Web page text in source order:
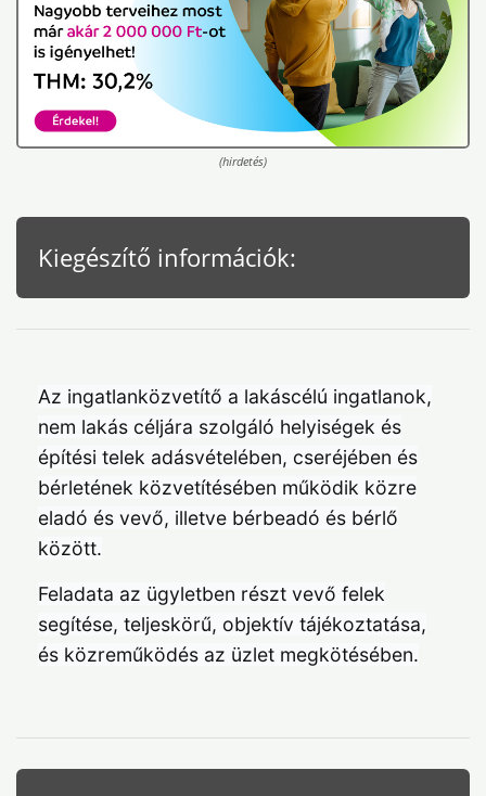
(hirdetés)
Kiegészítő információk:
Az ingatlanközvetítő a lakáscélú ingatlanok,
nem lakás céljára szolgáló helyiségek és
építési telek adásvételében, cseréjében és
bérletének közvetítésében működik közre
eladó és vevő, illetve bérbeadó és bérlő
között.
Feladata az ügyletben részt vevő felek
segítése, teljeskörű, objektív tájékoztatása,
és közreműködés az üzlet megkötésében.